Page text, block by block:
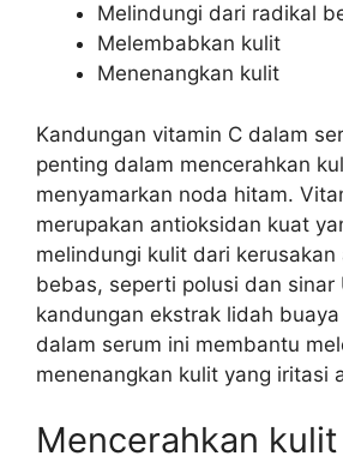
Melindungi dari radikal
Melembabkan kulit
Menenangkan kulit
Kandungan vitamin C dalam
penting dalam mencerahkan
menyamarkan noda hitam.
merupakan antioksidan kuat
melindungi kulit dari
bebas, seperti polusi dan sinar
kandungan ekstrak lidah
dalam serum ini membantu
menenangkan kulit yang iritasi
Mencerahkan kulit